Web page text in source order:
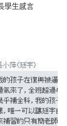
學生感言